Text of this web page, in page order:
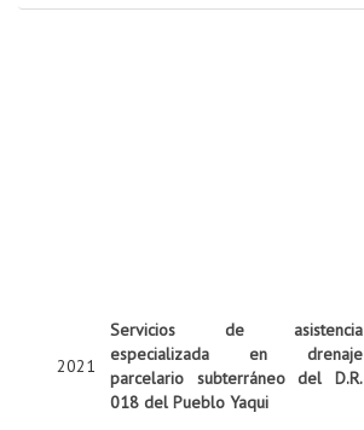
2021
Servicios de asistencia
especializada en drenaje
parcelario subterráneo del D.R.
018 del Pueblo Yaqui